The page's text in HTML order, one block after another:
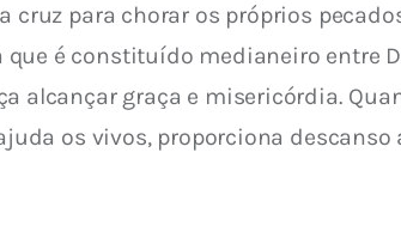
cruz para chorar os próprios
é constituído medianeiro entre
alcançar graça e misericórdia.
os vivos, proporciona